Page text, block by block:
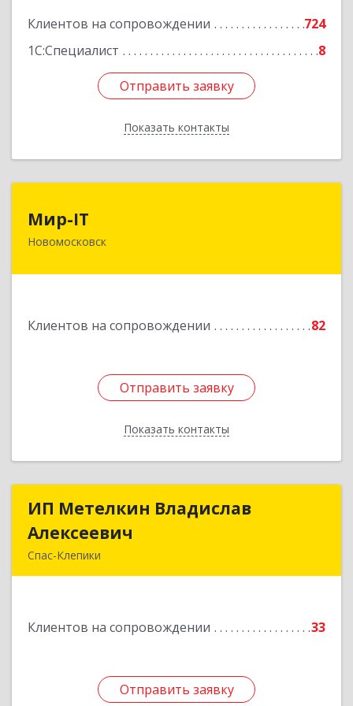
Клиентов на сопровождении
724
1С:Специалист
8
Отправить заявку
Показать контакты
Отправить заявку
Назад
Мир-IT
Новомосковск
Клиентов на сопровождении 82
Отправить заявку
Показать контакты
301650, Тульская обл, Новомосковск г,
Отправить заявку
Назад
ИП Метелкин Владислав
Алексеевич
Спас-Клепики
Клиентов на сопровождении 33
Отправить заявку
ИП Метелкин Владислав
Подробнее
Отправить заявку